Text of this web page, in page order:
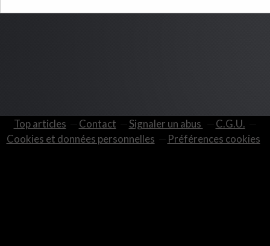
Top articles Contact Signaler un abus
C.G.U.
Cookies et données personnelles
Préférences cookies